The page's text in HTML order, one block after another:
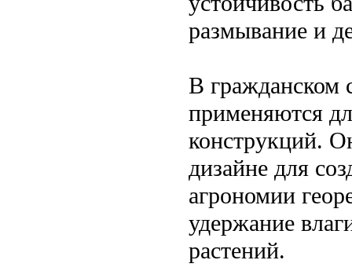
размывание и
В гражданском
применяются
конструкций.
дизайне для
агрономии
удержание
растений.